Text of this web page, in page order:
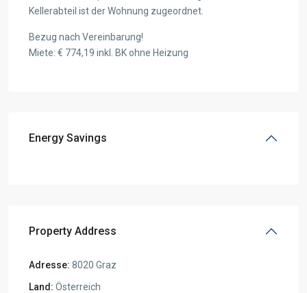
Kellerabteil ist der Wohnung zugeordnet.
Bezug nach Vereinbarung!
Miete: € 774,19 inkl. BK ohne Heizung
Energy Savings
Property Address
Adresse: 8020 Graz
Land: Österreich